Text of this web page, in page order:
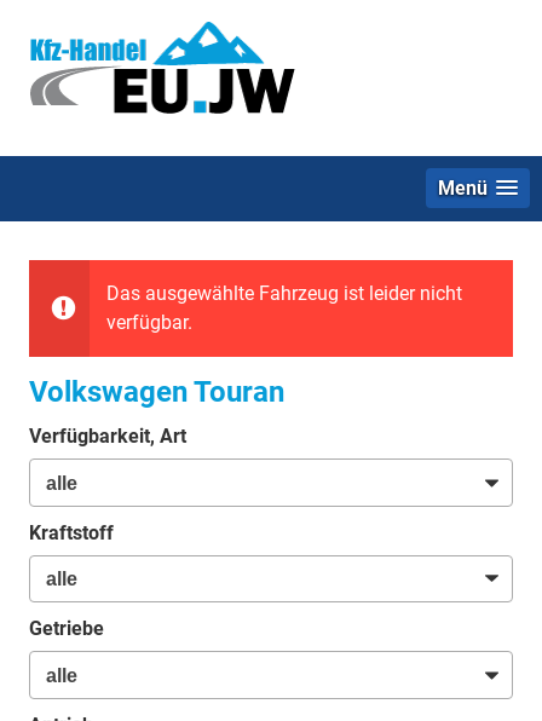
Menü
Das ausgewählte Fahrzeug ist leider nicht
verfügbar.
Volkswagen Touran
Verfügbarkeit, Art
Kraftstoff
Getriebe